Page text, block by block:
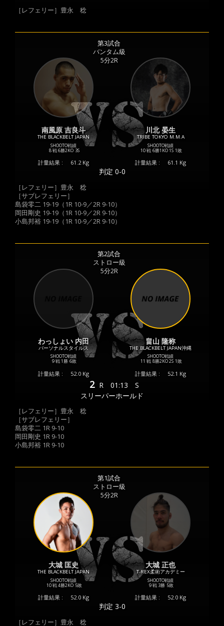
［レフェリー］豊永 稔
第3試合
バンタム級
5分2R
南風原 吉良斗
THE BLACKBELT JAPAN
SHOOTO戦績
8 戦 6勝2KO 3S
計量結果 : 61.2 Kg
川北 晏生
TRIBE TOKYO M.M.A
SHOOTO戦績
10 戦 6勝1KO 1S 1敗
計量結果 : 61.1 Kg
判定 0-0
［レフェリー］豊永 稔
［サブレフェリー］
島袋零二 19-19（1R 10-9／2R 9-10）
岡田剛史 19-19（1R 10-9／2R 9-10）
小島邦裕 19-19（1R 10-9／2R 9-10）
第2試合
ストロー級
5分2R
わっしょい 内田
パーソナルスタイルス
SHOOTO戦績
9 戦 1勝 6敗
計量結果 : 52.0 Kg
畠山 隆称
THE BLACKBELT JAPAN沖縄
SHOOTO戦績
11 戦 8勝2KO 2S 1敗
計量結果 : 52.1 Kg
2 R 01:13
S
スリーパーホールド
［レフェリー］豊永 稔
［サブレフェリー］
島袋零二 1R 9-10
岡田剛史 1R 9-10
小島邦裕 1R 9-10
第1試合
ストロー級
5分2R
大城 匡史
THE BLACKBELT JAPAN
SHOOTO戦績
10 戦 4勝2KO 5敗
計量結果 : 52.0 Kg
大城 正也
T-REX柔術アカデミー
SHOOTO戦績
9 戦 3勝 5敗
計量結果 : 52.0 Kg
判定 3-0
［レフェリー］豊永 稔